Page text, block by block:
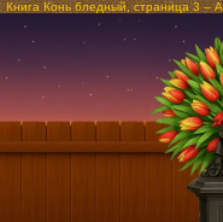
Книга Конь бледный, страница 3 –